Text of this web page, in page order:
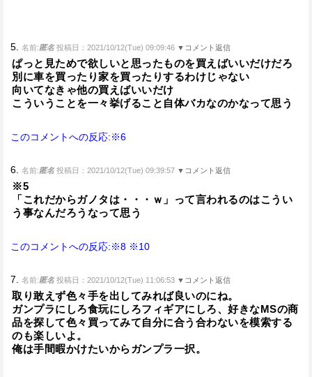
5. 名前:匿名 投稿日：2021/10/12(Tue) 09:09:46 ▼コメント返信
ぱっと見ためで欲しいと思ったものを買えばいいだけだろ
別に車を買ったり家を買ったりするわけじゃない
向いてなきゃ他の買えばいいだけ
こういうことを一々挙げること自体バカなのかなって思う
このコメントへの反応:※6
6. 名前:匿名 投稿日：2021/10/12(Tue) 09:39:57 ▼コメント返信
※5
「これだからガノタは・・・ｗ」って言われるのはこうい
う事なんだろうなって思う
このコメントへの反応:※8 ※10
7. 名前:匿名 投稿日：2021/10/12(Tue) 11:06:53 ▼コメント返信
取り敢えず色々手を出してみれば良いのにね。
ガンプラにしろ食玩にしろフィギアにしろ、好きなMSの商
品を探して色々買ってみて自分に合う合わないを模索する
のも楽しいよ。
俺は手間暇かけたいからガンプラ一択。